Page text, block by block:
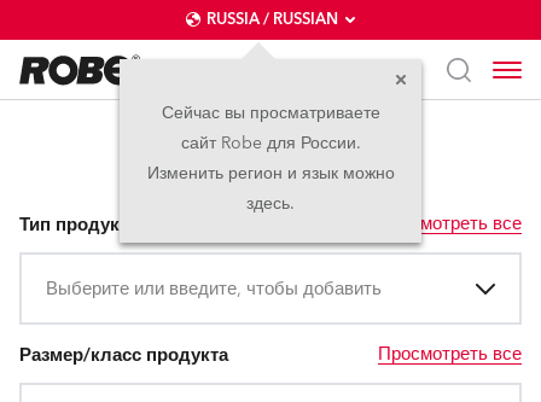
RUSSIA / RUSSIAN
Сейчас вы просматриваете
сайт Robe для России.
Изменить регион и язык можно
здесь.
Серия ESPRITE®
Тип продукта
Выберите или введите, чтобы добавить
Просмотреть все
Размер/класс продукта Просмотреть все